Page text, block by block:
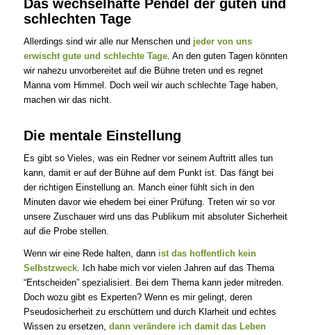
Das wechselhafte Pendel der guten und
schlechten Tage
Allerdings sind wir alle nur Menschen und jeder von uns
erwischt gute und schlechte Tage. An den guten Tagen könnten
wir nahezu unvorbereitet auf die Bühne treten und es regnet
Manna vom Himmel. Doch weil wir auch schlechte Tage haben,
machen wir das nicht.
Die mentale Einstellung
Es gibt so Vieles, was ein Redner vor seinem Auftritt alles tun
kann, damit er auf der Bühne auf dem Punkt ist. Das fängt bei
der richtigen Einstellung an. Manch einer fühlt sich in den
Minuten davor wie ehedem bei einer Prüfung. Treten wir so vor
unsere Zuschauer wird uns das Publikum mit absoluter Sicherheit
auf die Probe stellen.
Wenn wir eine Rede halten, dannist das hoffentlich kein
Selbstzweck. Ich habe mich vor vielen Jahren auf das Thema
“Entscheiden” spezialisiert. Bei dem Thema kann jeder mitreden.
Doch wozu gibt es Experten? Wenn es mir gelingt, deren
Pseudosicherheit zu erschüttern und durch Klarheit und echtes
Wissen zu ersetzen, dann verändere ich damit das Leben